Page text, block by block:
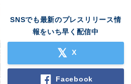
SNSでも最新のプレスリリース情
報をいち早く配信中
X
Facebook